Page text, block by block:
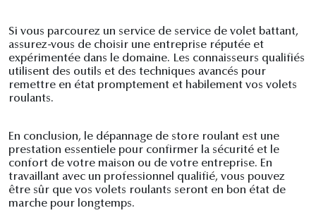
Si vous parcourez un service de service de volet battant,
assurez-vous de choisir une entreprise réputée et
expérimentée dans le domaine. Les connaisseurs qualifiés
utilisent des outils et des techniques avancés pour
remettre en état promptement et habilement vos volets
roulants.
En conclusion, le dépannage de store roulant est une
prestation essentiele pour confirmer la sécurité et le
confort de votre maison ou de votre entreprise. En
travaillant avec un professionnel qualifié, vous pouvez
être sûr que vos volets roulants seront en bon état de
marche pour longtemps.